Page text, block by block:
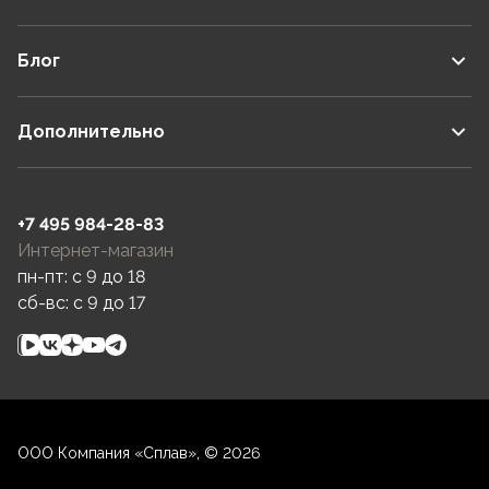
Блог
Дополнительно
+7 495 984-28-83
Интернет-магазин
пн-пт: c 9 до 18
сб-вс: c 9 до 17
ООО Компания «Сплав», © 2026